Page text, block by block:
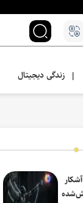
| زندگی دیجیتال